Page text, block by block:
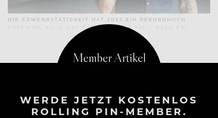
DIE ERWERBSTÄTIGKEIT HAT 2022 EIN REKORDHOCH
ERREICHT. AUCH DAS GASTGEWERBE TRUG DAZU BEI
WERDE JETZT KOSTENLOS
ROLLING PIN-MEMBER.